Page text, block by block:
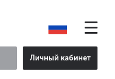
Личный кабинет